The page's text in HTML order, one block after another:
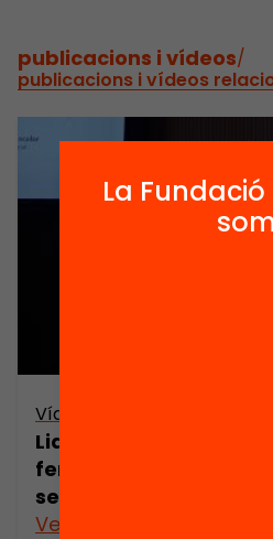
publicacions i vídeos/
publicacions i vídeos
Vídeo
Liderar l’equitat
fer els municipis per
segregació escolar?
Veure’n més
La